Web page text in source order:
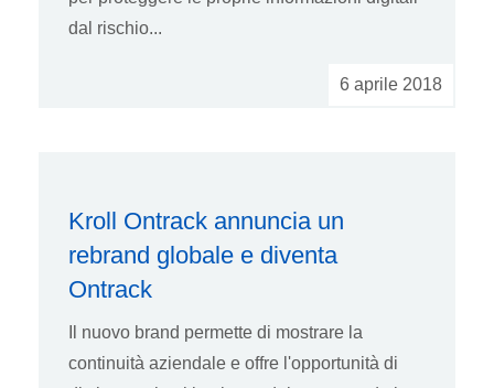
dal rischio...
6 aprile 2018
Kroll Ontrack annuncia un
rebrand globale e diventa
Ontrack
Il nuovo brand permette di mostrare la
continuità aziendale e offre l'opportunità di